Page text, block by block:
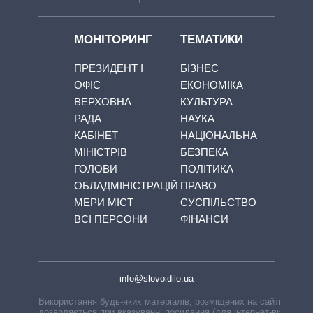
МОНІТОРИНГ
ПРЕЗИДЕНТ І
ОФІС
ВЕРХОВНА
РАДА
КАБІНЕТ
МІНІСТРІВ
ГОЛОВИ
ОБЛАДМІНІСТРАЦІЙ
МЕРИ МІСТ
ВСІ ПЕРСОНИ
ТЕМАТИКИ
БІЗНЕС
ЕКОНОМІКА
КУЛЬТУРА
НАУКА
НАЦІОНАЛЬНА
БЕЗПЕКА
ПОЛІТИКА
ПРАВО
СУСПІЛЬСТВО
ФІНАНСИ
info@slovoidilo.ua
Використання будь-яких матеріалів, розміщених на сайті,